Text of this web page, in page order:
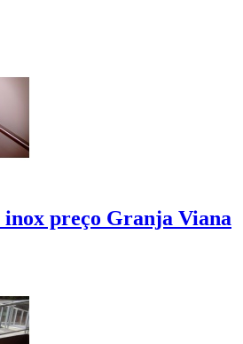
preço Granja Viana